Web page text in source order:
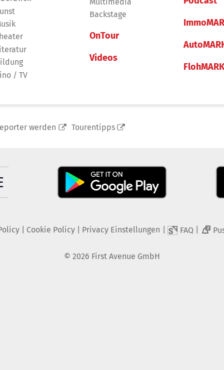
/ TV
Backstage
OnTour
Videos
werden Tourentipps
| Cookie Policy| Privacy Einstellungen FAQ 2
© 2026 First Avenue GmbH